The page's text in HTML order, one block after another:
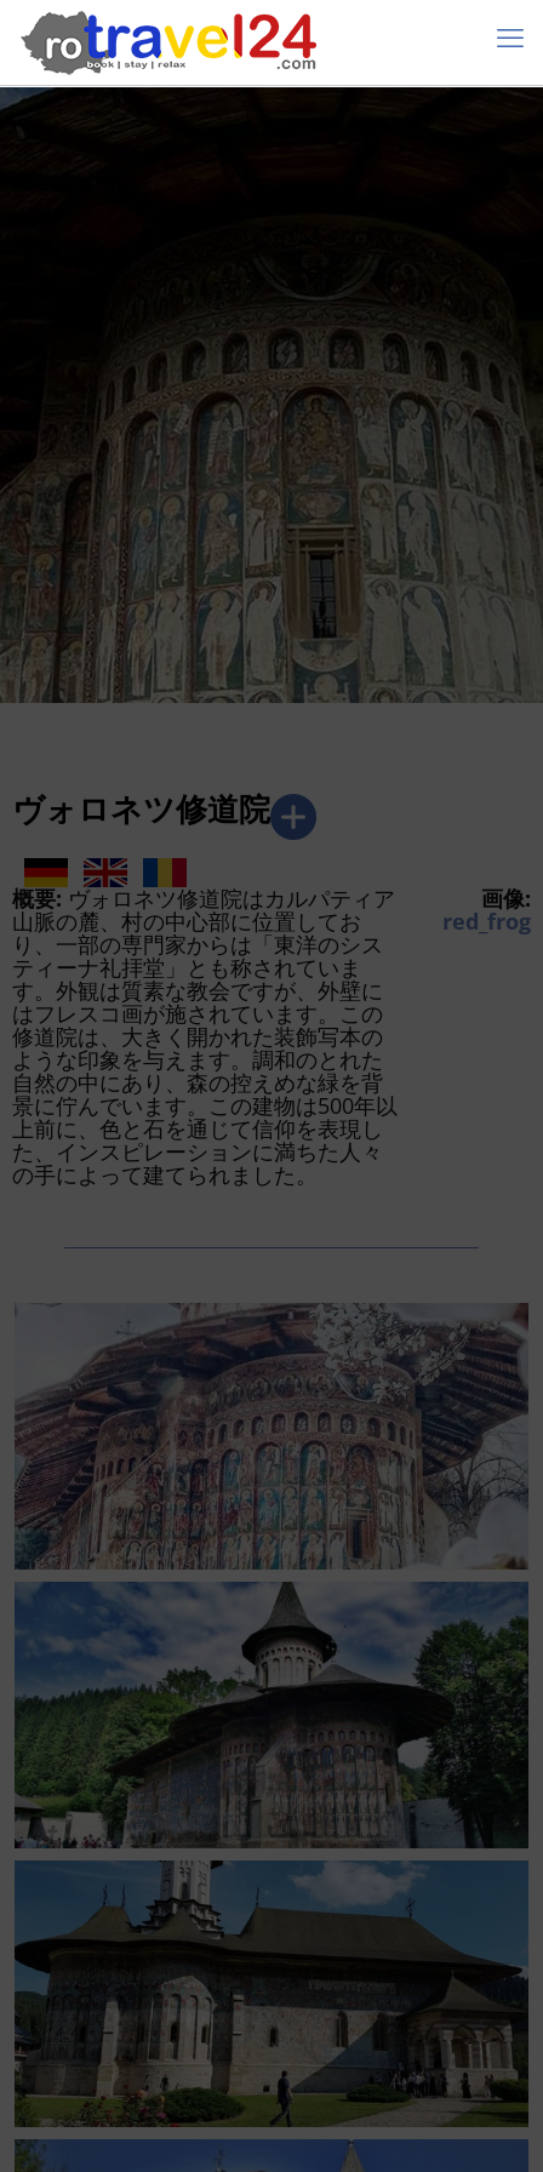
ヴォロネツ修道院
概要: ヴォロネツ修道院はカルパティア
山脈の麓、村の中心部に位置してお
り、一部の専門家からは「東洋のシス
ティーナ礼拝堂」とも称されていま
す。外観は質素な教会ですが、外壁に
はフレスコ画が施されています。この
修道院は、大きく開かれた装飾写本の
ような印象を与えます。調和のとれた
自然の中にあり、森の控えめな緑を背
景に佇んでいます。この建物は500年以
上前に、色と石を通じて信仰を表現し
た、インスピレーションに満ちた人々
の手によって建てられました。
画像:
red_frog